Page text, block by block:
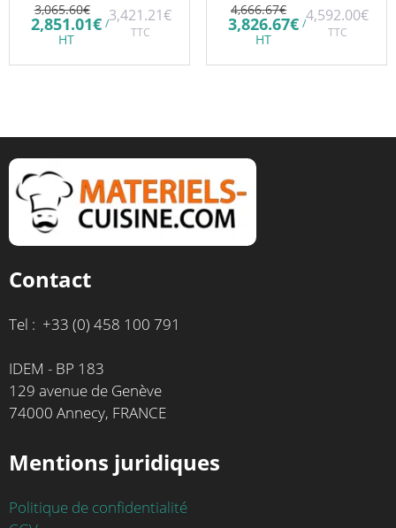
3,065.60€ Le
prix
initial
3,065.60€.
2,851.01€Le
est :
HT
/3,421.21€
TTC
4,666.67€ Le
prix
initial
4,666.67€.
3,826.67€Le
est :
HT
/4,592.00€
TTC
Contact
Tel : +33 (0) 458 100 791
IDEM - BP 183
129 avenue de Genève
74000 Annecy, FRANCE
Mentions juridiques
Politique de confidentialité